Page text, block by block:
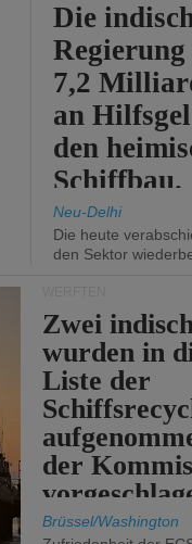
Die
7,2
an
den
Schiffbau.
Neu-Delhi
Die heute
den Sektor
Zwei
wurden in
Liste der
der
Brüssel/Washington